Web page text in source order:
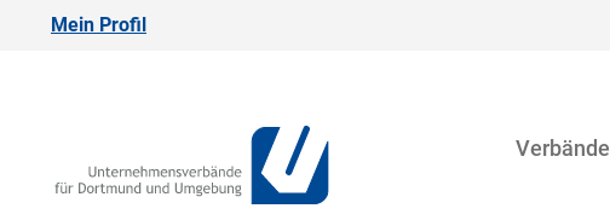
Mein Profil
Verbände